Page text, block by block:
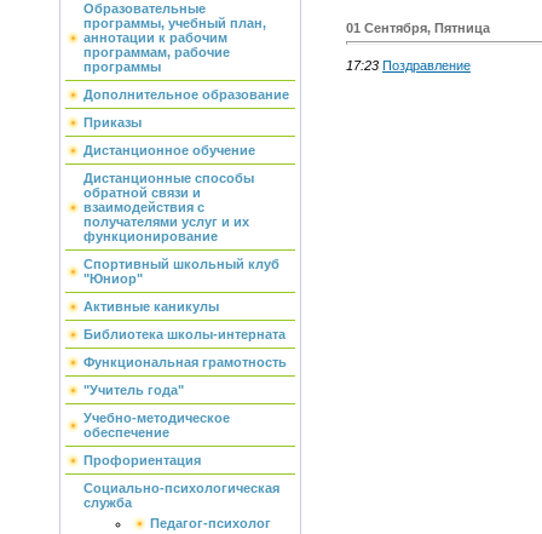
Образовательные
программы, учебный план,
аннотации к рабочим
программам, рабочие
программы
Дополнительное образование
Приказы
Дистанционное обучение
Дистанционные способы
обратной связи и
взаимодействия с
получателями услуг и их
функционирование
Спортивный школьный клуб
"Юниор"
Активные каникулы
Библиотека школы-интерната
Функциональная грамотность
"Учитель года"
Учебно-методическое
обеспечение
Профориентация
Социально-психологическая
служба
Педагог-психолог
01 Сентября, Пятница
17:23 Поздравление